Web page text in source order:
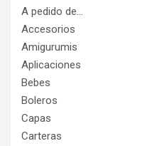
A pedido de…
Accesorios
Amigurumis
Aplicaciones
Bebes
Boleros
Capas
Carteras